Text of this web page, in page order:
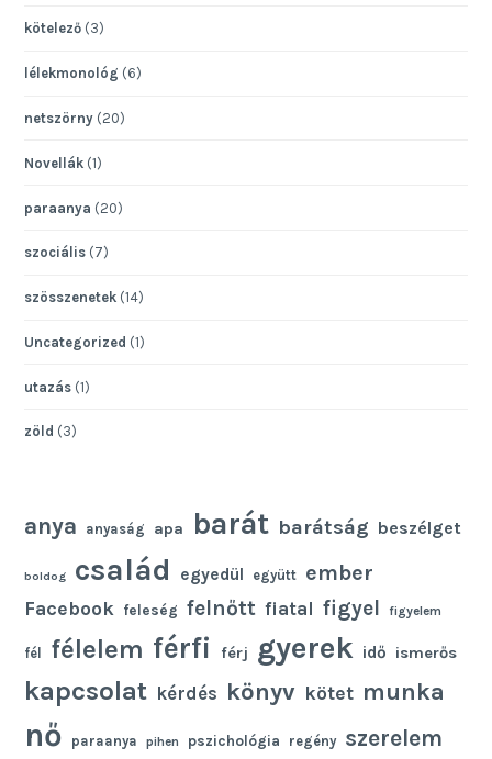
kötelező (3)
lélekmonológ (6)
netszörny (20)
Novellák (1)
paraanya (20)
szociális (7)
szösszenetek (14)
Uncategorized (1)
utazás (1)
zöld (3)
anya anyaság apa barát barátság beszélget
boldog család egyedül együtt ember
Facebook feleség felnőtt fiatal figyel figyelem
fél félelem férfi férj gyerek idő ismerős
kapcsolat kérdés könyv kötet munka
nő paraanya pihen pszichológia regény szerelem